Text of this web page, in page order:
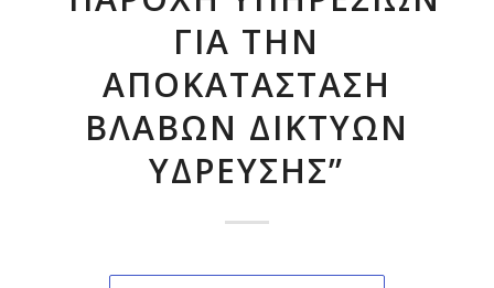
ΓΙΑ ΤΗΝ
ΑΠΟΚΑΤΑΣΤΑΣΗ
ΒΛΑΒΩΝ ΔΙΚΤΥΩΝ
ΥΔΡΕΥΣΗΣ”